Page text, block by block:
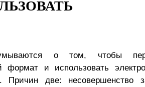
о том, чтобы
формат и использовать
две: несовершенство